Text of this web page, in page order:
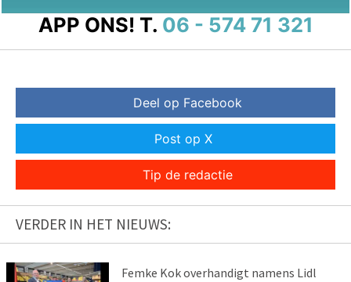
APP ONS! T. 06 - 574 71 321
Deel op Facebook
Post op X
Tip de redactie
VERDER IN HET NIEUWS:
Femke Kok overhandigt namens Lidl